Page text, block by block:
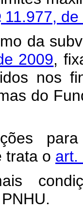
11.977,
da
2009,
nos
do
para
trata o art.